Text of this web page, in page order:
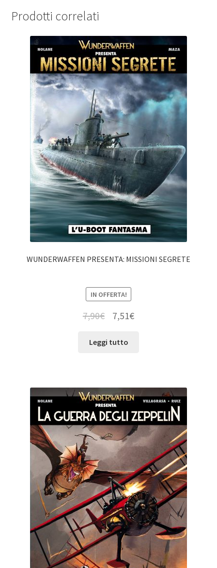
Prodotti correlati
WUNDERWAFFEN PRESENTA: MISSIONI SEGRETE
IN OFFERTA!
7,90€ 7,51€
Leggi tutto